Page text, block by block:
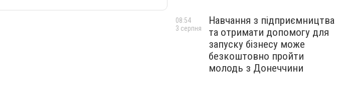
Навчання з підприємництва
та отримати допомогу для
запуску бізнесу може
безкоштовно пройти
молодь з Донеччини
08:54
3 серпня